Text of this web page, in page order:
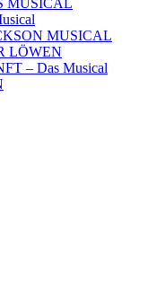
MUSICAL
MUSICAL
LÖWEN
– Das Musical